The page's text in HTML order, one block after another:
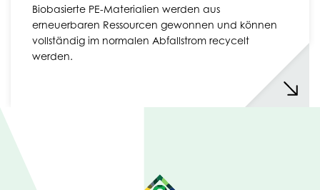
Biobasierte PE-Materialien werden aus
erneuerbaren Ressourcen gewonnen und können
vollständig im normalen Abfallstrom recycelt
werden.